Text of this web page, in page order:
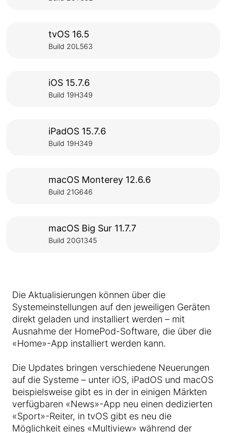
tvOS 16.5
Build 20L563
iOS 15.7.6
Build 19H349
iPadOS 15.7.6
Build 19H349
macOS Monterey 12.6.6
Build 21G646
macOS Big Sur 11.7.7
Build 20G1345
Die Aktualisierungen können über die
Systemeinstellungen auf den jeweiligen Geräten
direkt geladen und installiert werden – mit
Ausnahme der HomePod-Software, die über die
«Home»-App installiert werden kann.
Die Updates bringen verschiedene Neuerungen
auf die Systeme – unter iOS, iPadOS und macOS
beispielsweise gibt es in der in einigen Märkten
verfügbaren «News»-App neu einen dedizierten
«Sport»-Reiter, in tvOS gibt es neu die
Möglichkeit eines «Multiview» während der